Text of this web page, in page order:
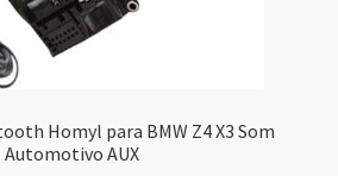
Homyl para BMW Z4 X3 Som
Automotivo AUX